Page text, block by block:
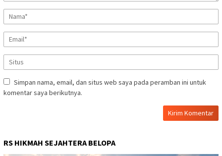
Simpan nama, email, dan situs web saya pada peramban ini untuk
komentar saya berikutnya.
RS HIKMAH SEJAHTERA BELOPA